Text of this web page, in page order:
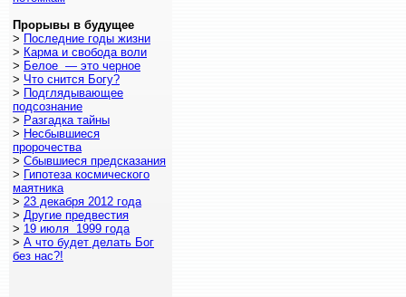
Прорывы в будущее
> Последние годы жизни
> Карма и свобода воли
> Белое — это черное
> Что снится Богу?
> Подглядывающее
подсознание
> Разгадка тайны
> Несбывшиеся
пророчества
> Сбывшиеся предсказания
> Гипотеза космического
маятника
> 23 декабря 2012 года
> Другие предвестия
> 19 июля 1999 года
> А что будет делать Бог
без нас?!